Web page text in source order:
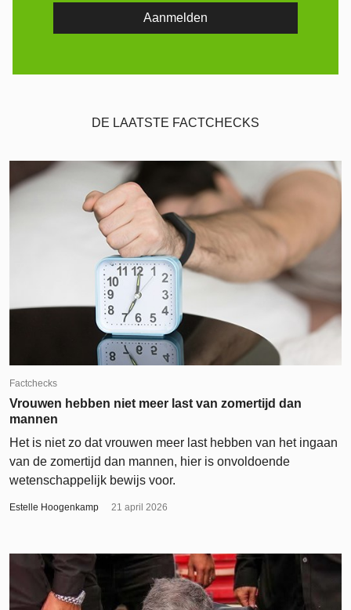
DE LAATSTE FACTCHECKS
Factchecks
Vrouwen hebben niet meer last van zomertijd dan
mannen
Het is niet zo dat vrouwen meer last hebben van het ingaan
van de zomertijd dan mannen, hier is onvoldoende
wetenschappelijk bewijs voor.
Estelle Hoogenkamp 21 april 2026